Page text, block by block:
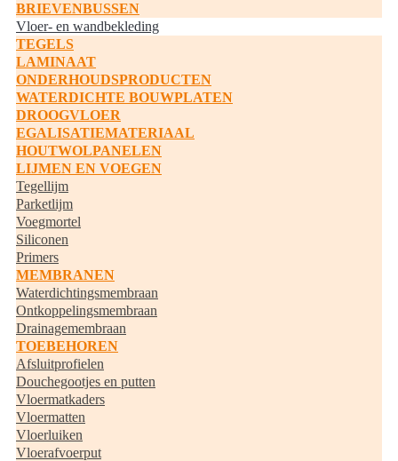
BRIEVENBUSSEN
Vloer- en wandbekleding
TEGELS
LAMINAAT
ONDERHOUDSPRODUCTEN
WATERDICHTE BOUWPLATEN
DROOGVLOER
EGALISATIEMATERIAAL
HOUTWOLPANELEN
LIJMEN EN VOEGEN
Tegellijm
Parketlijm
Voegmortel
Siliconen
Primers
MEMBRANEN
Waterdichtingsmembraan
Ontkoppelingsmembraan
Drainagemembraan
TOEBEHOREN
Afsluitprofielen
Douchegootjes en putten
Vloermatkaders
Vloermatten
Vloerluiken
Vloerafvoerput